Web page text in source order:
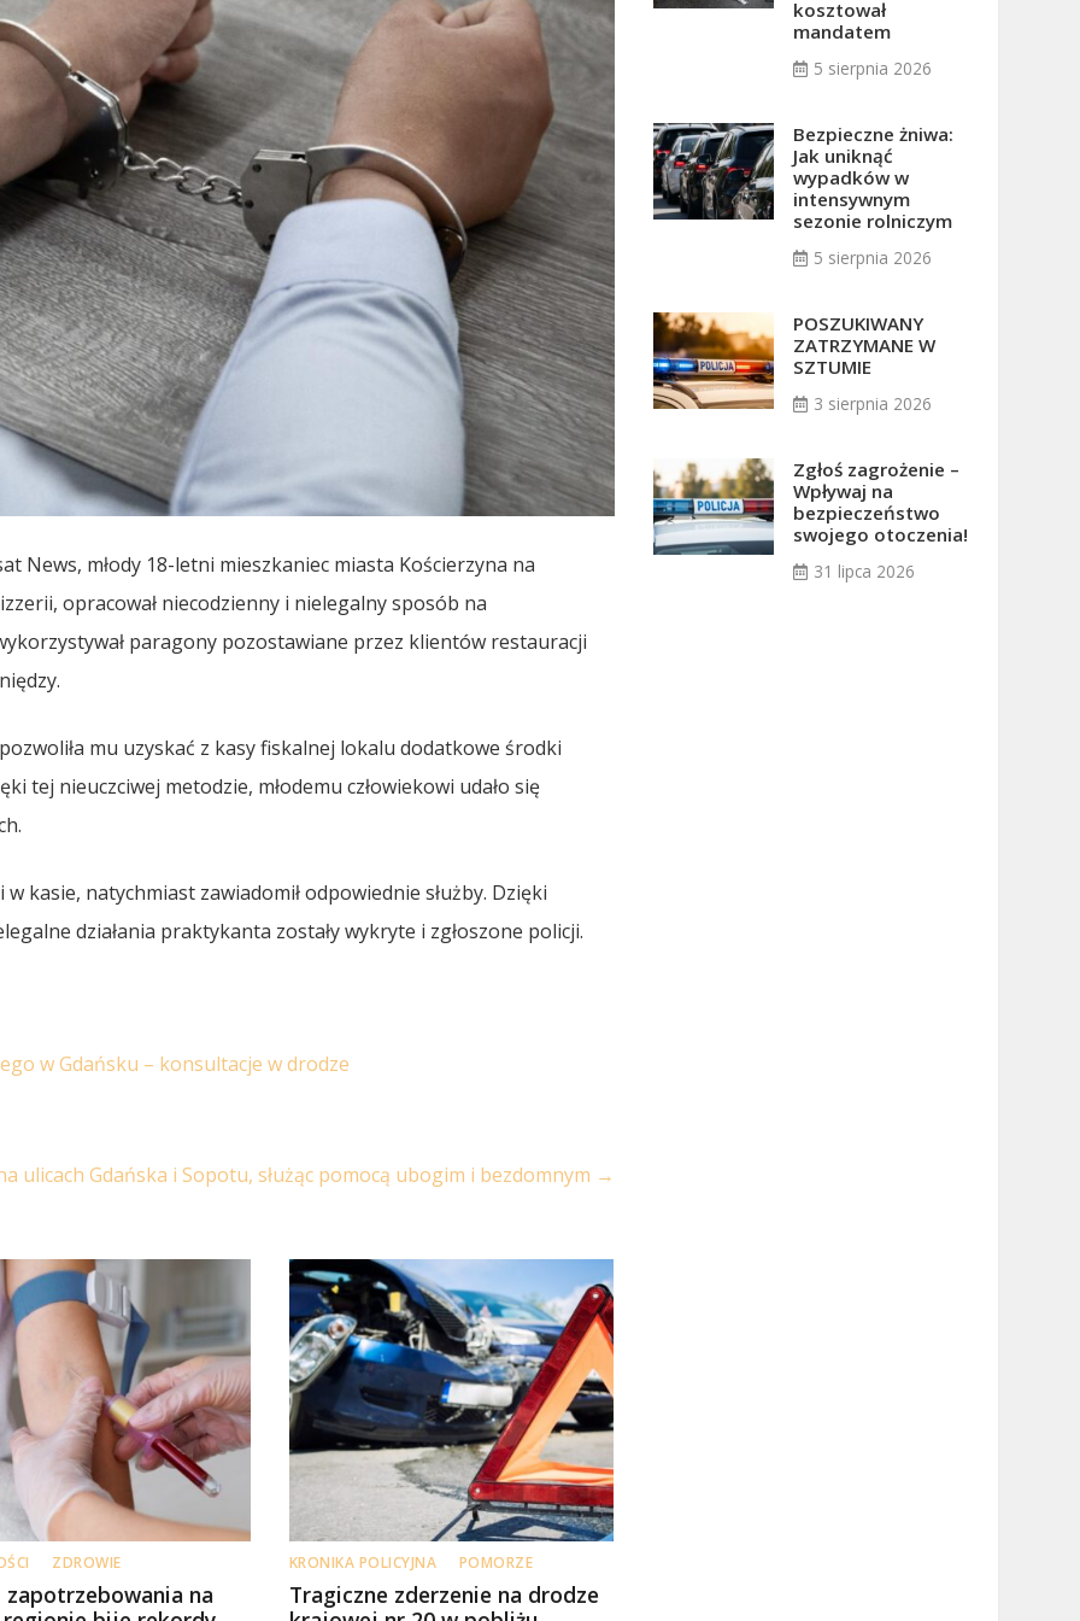
News, młody 18-letni mieszkaniec miasta Kościerzyna na
opracował niecodzienny i nielegalny sposób na
paragony pozostawiane przez klientów restauracji
mu uzyskać z kasy fiskalnej lokalu dodatkowe środki
tej nieuczciwej metodzie, młodemu człowiekowi udało się
kasie, natychmiast zawiadomił odpowiednie służby. Dzięki
działania praktykanta zostały wykryte i zgłoszone policji.
w Gdańsku – konsultacje w drodze
ulicach Gdańska i Sopotu, służąc pomocą ubogim i bezdomnym →
ZDROWIE
zapotrzebowania na
KRONIKA POLICYJNA POMORZE
Tragiczne zderzenie na drodze
kosztował
mandatem
5 sierpnia 2026
Bezpieczne żniwa:
Jak uniknąć
wypadków w
intensywnym
sezonie rolniczym
5 sierpnia 2026
POSZUKIWANY
ZATRZYMANE W
SZTUMIE
3 sierpnia 2026
Zgłoś zagrożenie –
Wpływaj na
bezpieczeństwo
swojego otoczenia!
31 lipca 2026